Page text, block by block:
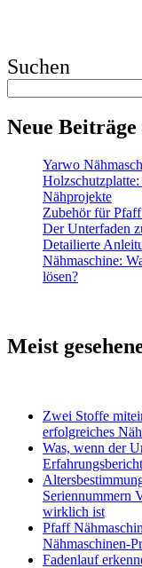
Suchen
Neue Beiträge
Yarwo
Nähprojekte
Zubehör für
Der Unterfaden
Detailierte
Nähmaschine:
lösen?
Meist
Zwei Stoffe
erfolgreiches
Was, wenn der
Seriennummern
wirklich ist
Pfaff
Nähmaschinen-
Fadenlauf